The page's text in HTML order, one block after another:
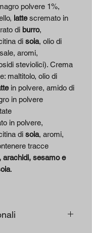
polvere 1%,
lattescremato in
di burro,
di soia, olio di
aromi,
steviolici). Crema
maltitolo, olio di
in polvere, amido di
in polvere
in polvere,
di soia, aromi,
tracce
arachidi, sesamo e
.